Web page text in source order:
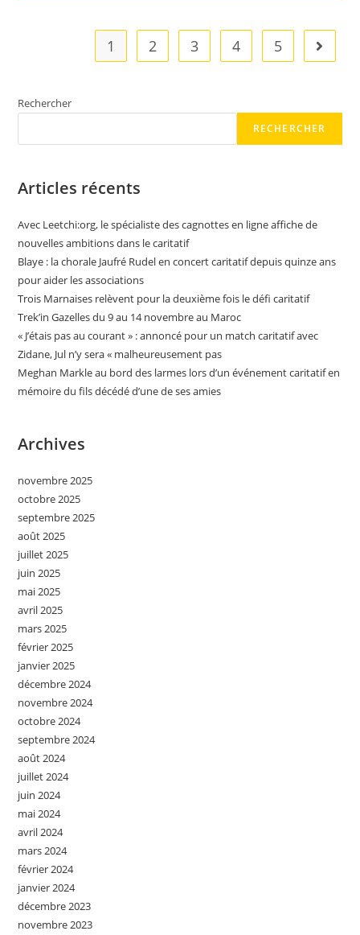
L’association
Williams
Beuren
1 2 3 4 5 Aller à
Rechercher
RECHERCHER
Articles récents
Avec Leetchi:org, le spécialiste des cagnottes en ligne affiche de
nouvelles ambitions dans le caritatif
Blaye : la chorale Jaufré Rudel en concert caritatif depuis quinze ans
pour aider les associations
Trois Marnaises relèvent pour la deuxième fois le défi caritatif
Trek’in Gazelles du 9 au 14 novembre au Maroc
« J’étais pas au courant » : annoncé pour un match caritatif avec
Zidane, Jul n’y sera « malheureusement pas
Meghan Markle au bord des larmes lors d’un événement caritatif en
mémoire du fils décédé d’une de ses amies
Archives
novembre 2025
octobre 2025
septembre 2025
août 2025
juillet 2025
juin 2025
mai 2025
avril 2025
mars 2025
février 2025
janvier 2025
décembre 2024
novembre 2024
octobre 2024
septembre 2024
août 2024
juillet 2024
juin 2024
mai 2024
avril 2024
mars 2024
février 2024
janvier 2024
décembre 2023
novembre 2023